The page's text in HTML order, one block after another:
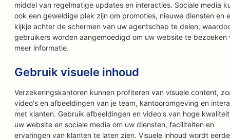
middel van regelmatige updates en interacties. Sociale media
ook een geweldige plek zijn om promoties, nieuwe diensten en
kijkje achter de schermen van uw agentschap te delen,
gebruikers worden aangemoedigd om uw website te bezoeken
meer informatie.
Gebruik visuele inhoud
Verzekeringskantoren kunnen profiteren van visuele content,
video's en afbeeldingen van je team, kantooromgeving en
met klanten. Gebruik afbeeldingen en video's van hoge
uw website en sociale media om uw diensten, faciliteiten en
ervaringen van klanten te laten zien. Visuele inhoud wordt